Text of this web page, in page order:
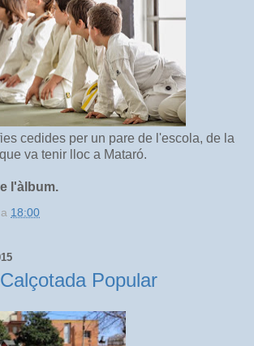
cedides per un pare de l'escola, de la
va tenir lloc a Mataró.
l'àlbum.
a 18:00
Popular